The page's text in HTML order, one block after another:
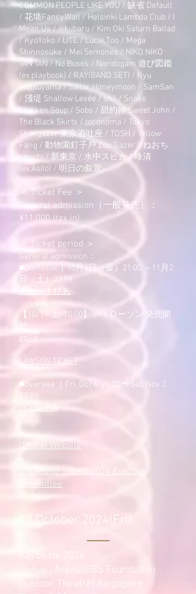
COMMON PEOPLE LIKE YOU / 缺省 Default
/ 花墙FancyWall / Helsinki Lambda Club / I
Mean Us / ikkubaru / Kim Oki Saturn Ballad
/ KyoYoko / LITE / Lucie,Too / Mega
Shinnosuke / Mei Semones / NIKO NIKO
TAN TAN / No Buses / Noridogam 遊び図鑑
(ex.playbook) / RAY(BAND SET) / Ryu
Matsuyama / Sailor Honeymoon / SamSan
/ 淺堤 Shallow Levée / shii / Snake
Chicken Soup / Sobs / 甜約翰 Sweet John /
The Black Skirts / toconoma / Tokyo
Shoegazer 東京酒吐座 / TOSH / Yellow
Fang / 動物園釘子戶 Zoo Gazer / ねおち
neochi / 新東京 / 水中スピカ / 峰清
(ex.Asilo) / 明日の叙景
＜ Ticket Fee ＞
General admission（一般発売）：
¥11,000 (tax in)
＜ Ticket period ＞
General admission：
■Domestic｜10月4日（金）21:00 ～11月2
日（土）23:59
チケットぴあ
【10/19(土) 10:00】 e+ / ローソン 発売開
始
eplus
LAWSON TICKET
■Oversea ｜Fri, Oct 4, 21:00 〜Sat, Nov 2,
23:59
TICKET PIA
​Official Website
Organized：BiKN 2024 Exective
committee
13 October 2024(Fri)
Baybeats 2024
Venue : Arena(DBS Foundation
Outdoor Theatre) Singapore